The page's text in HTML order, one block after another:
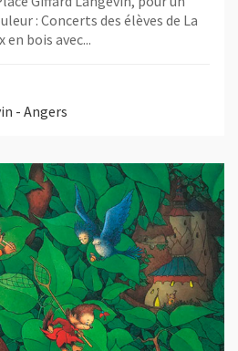
: Concerts des élèves de La
en bois avec...
- Angers
: L'Arbre sans fin